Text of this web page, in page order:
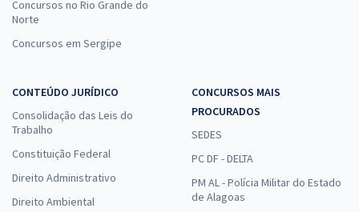
Concursos no Rio Grande do
Norte
Concursos em Sergipe
CONTEÚDO JURÍDICO
Consolidação das Leis do
Trabalho
Constituição Federal
Direito Administrativo
Direito Ambiental
CONCURSOS MAIS
PROCURADOS
SEDES
PC DF - DELTA
PM AL - Polícia Militar do Estado
de Alagoas